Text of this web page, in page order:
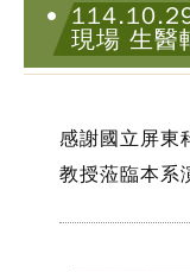
現場 生醫
感謝國立屏東
教授蒞臨本系